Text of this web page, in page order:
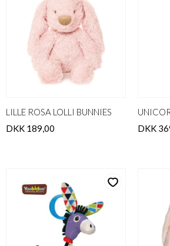
LILLE ROSA LOLLI BUNNIES
DKK 189,00
DKK